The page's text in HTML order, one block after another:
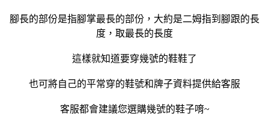
腳長的部份是指腳掌最長的部份，大約是二姆指到腳跟的長
度，取最長的長度
這樣就知道要穿幾號的鞋鞋了
也可將自己的平常穿的鞋號和牌子資料提供給客服
客服都會建議您選購幾號的鞋子唷~